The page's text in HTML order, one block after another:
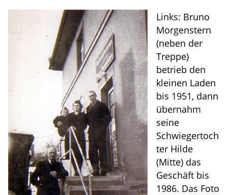
Links: Bruno
Morgenstern
(neben der
Treppe)
betrieb den
kleinen Laden
bis 1951, dann
übernahm
seine
Schwiegertoch
ter Hilde
(Mitte) das
Geschäft bis
1986. Das Foto